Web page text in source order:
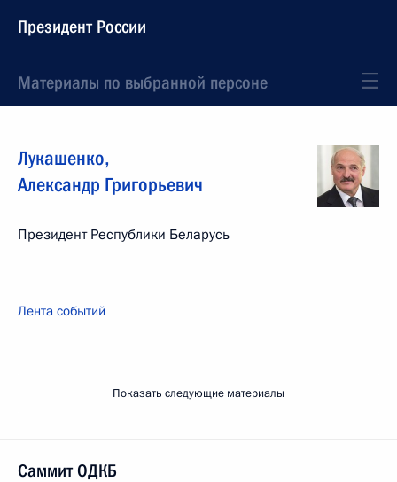
Президент России
Материалы по выбранной персоне
Лукашенко,
Александр Григорьевич
Президент Республики Беларусь
Лента событий
Показать следующие материалы
Саммит ОДКБ